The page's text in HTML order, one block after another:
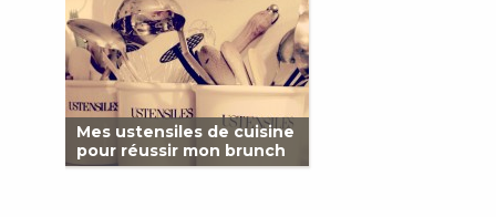
Mes ustensiles de cuisine
pour réussir mon brunch